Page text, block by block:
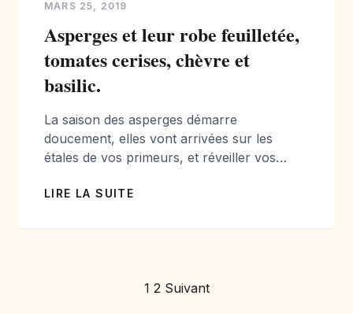
MARS 25, 2019
Asperges et leur robe feuilletée,
tomates cerises, chèvre et
basilic.
La saison des asperges démarre
doucement, elles vont arrivées sur les
étales de vos primeurs, et réveiller vos
sur le bout des doigts avec une petite sauce
LIRE LA SUITE
Pagination
1 2 Suivant